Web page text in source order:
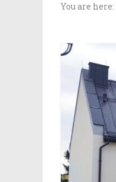
You are here: